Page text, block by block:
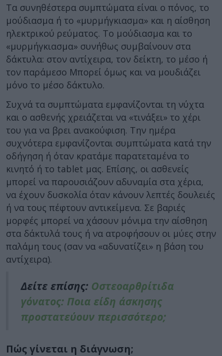
Τα συνηθέστερα συμπτώματα είναι ο πόνος, το
μούδιασμα ή το «μυρμήγκιασμα» και η αίσθηση
ηλεκτρικού ρεύματος. Το μούδιασμα και το
«μυρμήγκιασμα» συνήθως συμβαίνουν στα
δάκτυλα: στον αντίχειρα, τον δείκτη, το μέσο ή
τον παράμεσο Μπορεί όμως και να μουδιάζει
μόνο το μέσο δάκτυλο.
Συχνά τα συμπτώματα εμφανίζονται τη νύχτα
και ο ασθενής χρειάζεται να «τινάξει» το χέρι
του για να βρει ανακούφιση. Την ημέρα
συχνότερα εμφανίζονται συμπτώματα κατά την
οδήγηση ή όταν κρατάμε παρατεταμένα το
κινητό ή το tablet μας. Επίσης, οι ασθενείς
μπορεί να παρουσιάζουν αδυναμία στα χέρια,
να έχουν δυσκολία όταν κάνουν λεπτές δουλειές
ή να τους πέφτουν αντικείμενα. Σε βαριές
μορφές μπορεί να χάσουν μόνιμα την αίσθηση
στα δάκτυλά τους ή να ατροφήσουν οι μύες στην
παλάμη τους (σαν να «αδυνατίζει» η βάση του
αντίχειρα).
Δείτε επίσης: Οστεοαρθρίτιδα
γόνατος: Ποια είδη άσκησης
προστατεύουν περισσότερο;
Πώς γίνεται η διάγνωση;